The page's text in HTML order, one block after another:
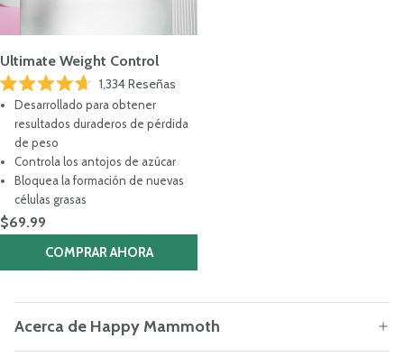
Ultimate Weight Control
Calificado
4.7
estrellas
1,334Reseñas
Desarrollado para obtener
resultados duraderos de pérdida
de peso
Controla los antojos de azúcar
Bloquea la formación de nuevas
células grasas
$69.99
COMPRAR AHORA
Acerca de Happy Mammoth